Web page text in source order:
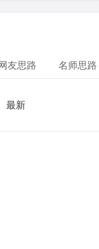
友思路 名师思路
最新